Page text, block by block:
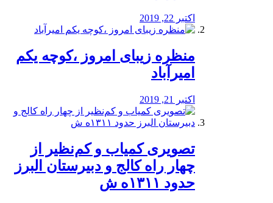
اکتبر 22, 2019
منظره‌‌ زیبای امروز ،کوچه یکم
امیرآباد
اکتبر 21, 2019
️تصویری کمیاب و کم‌نظیر از
چهار راه كالج و دبيرستان البرز
حدود ۱۳۱۱ه ش